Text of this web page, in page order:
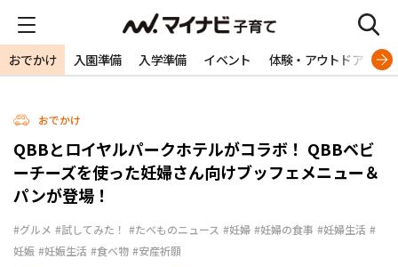
おでかけ 入園準備 入学準備 イベント 体験・アウトドア 旅
おでかけ
QBBとロイヤルパークホテルがコラボ！ QBBベビ
ーチーズを使った妊婦さん向けブッフェメニュー＆
パンが登場！
#グルメ #試してみた！ #たべものニュース #妊婦 #妊婦の食事 #妊婦生活 #
妊娠 #妊娠生活 #食べ物 #安産祈願